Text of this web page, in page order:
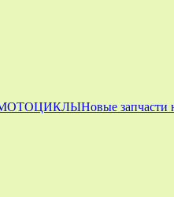
Новые запчасти